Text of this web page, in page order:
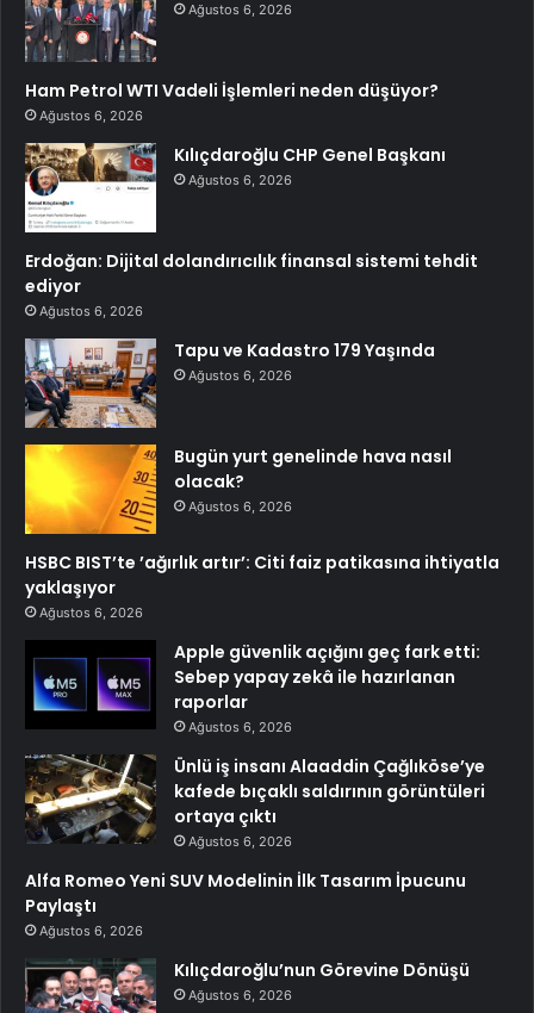
Ağustos 6, 2026
Ham Petrol WTI Vadeli İşlemleri neden düşüyor?
Ağustos 6, 2026
Kılıçdaroğlu CHP Genel Başkanı
Ağustos 6, 2026
Erdoğan: Dijital dolandırıcılık finansal sistemi tehdit
ediyor
Ağustos 6, 2026
Tapu ve Kadastro 179 Yaşında
Ağustos 6, 2026
Bugün yurt genelinde hava nasıl
olacak?
Ağustos 6, 2026
HSBC BIST’te ’ağırlık artır’: Citi faiz patikasına ihtiyatla
yaklaşıyor
Ağustos 6, 2026
Apple güvenlik açığını geç fark etti:
Sebep yapay zekâ ile hazırlanan
raporlar
Ağustos 6, 2026
Ünlü iş insanı Alaaddin Çağlıköse’ye
kafede bıçaklı saldırının görüntüleri
ortaya çıktı
Ağustos 6, 2026
Alfa Romeo Yeni SUV Modelinin İlk Tasarım İpucunu
Paylaştı
Ağustos 6, 2026
Kılıçdaroğlu’nun Görevine Dönüşü
Ağustos 6, 2026